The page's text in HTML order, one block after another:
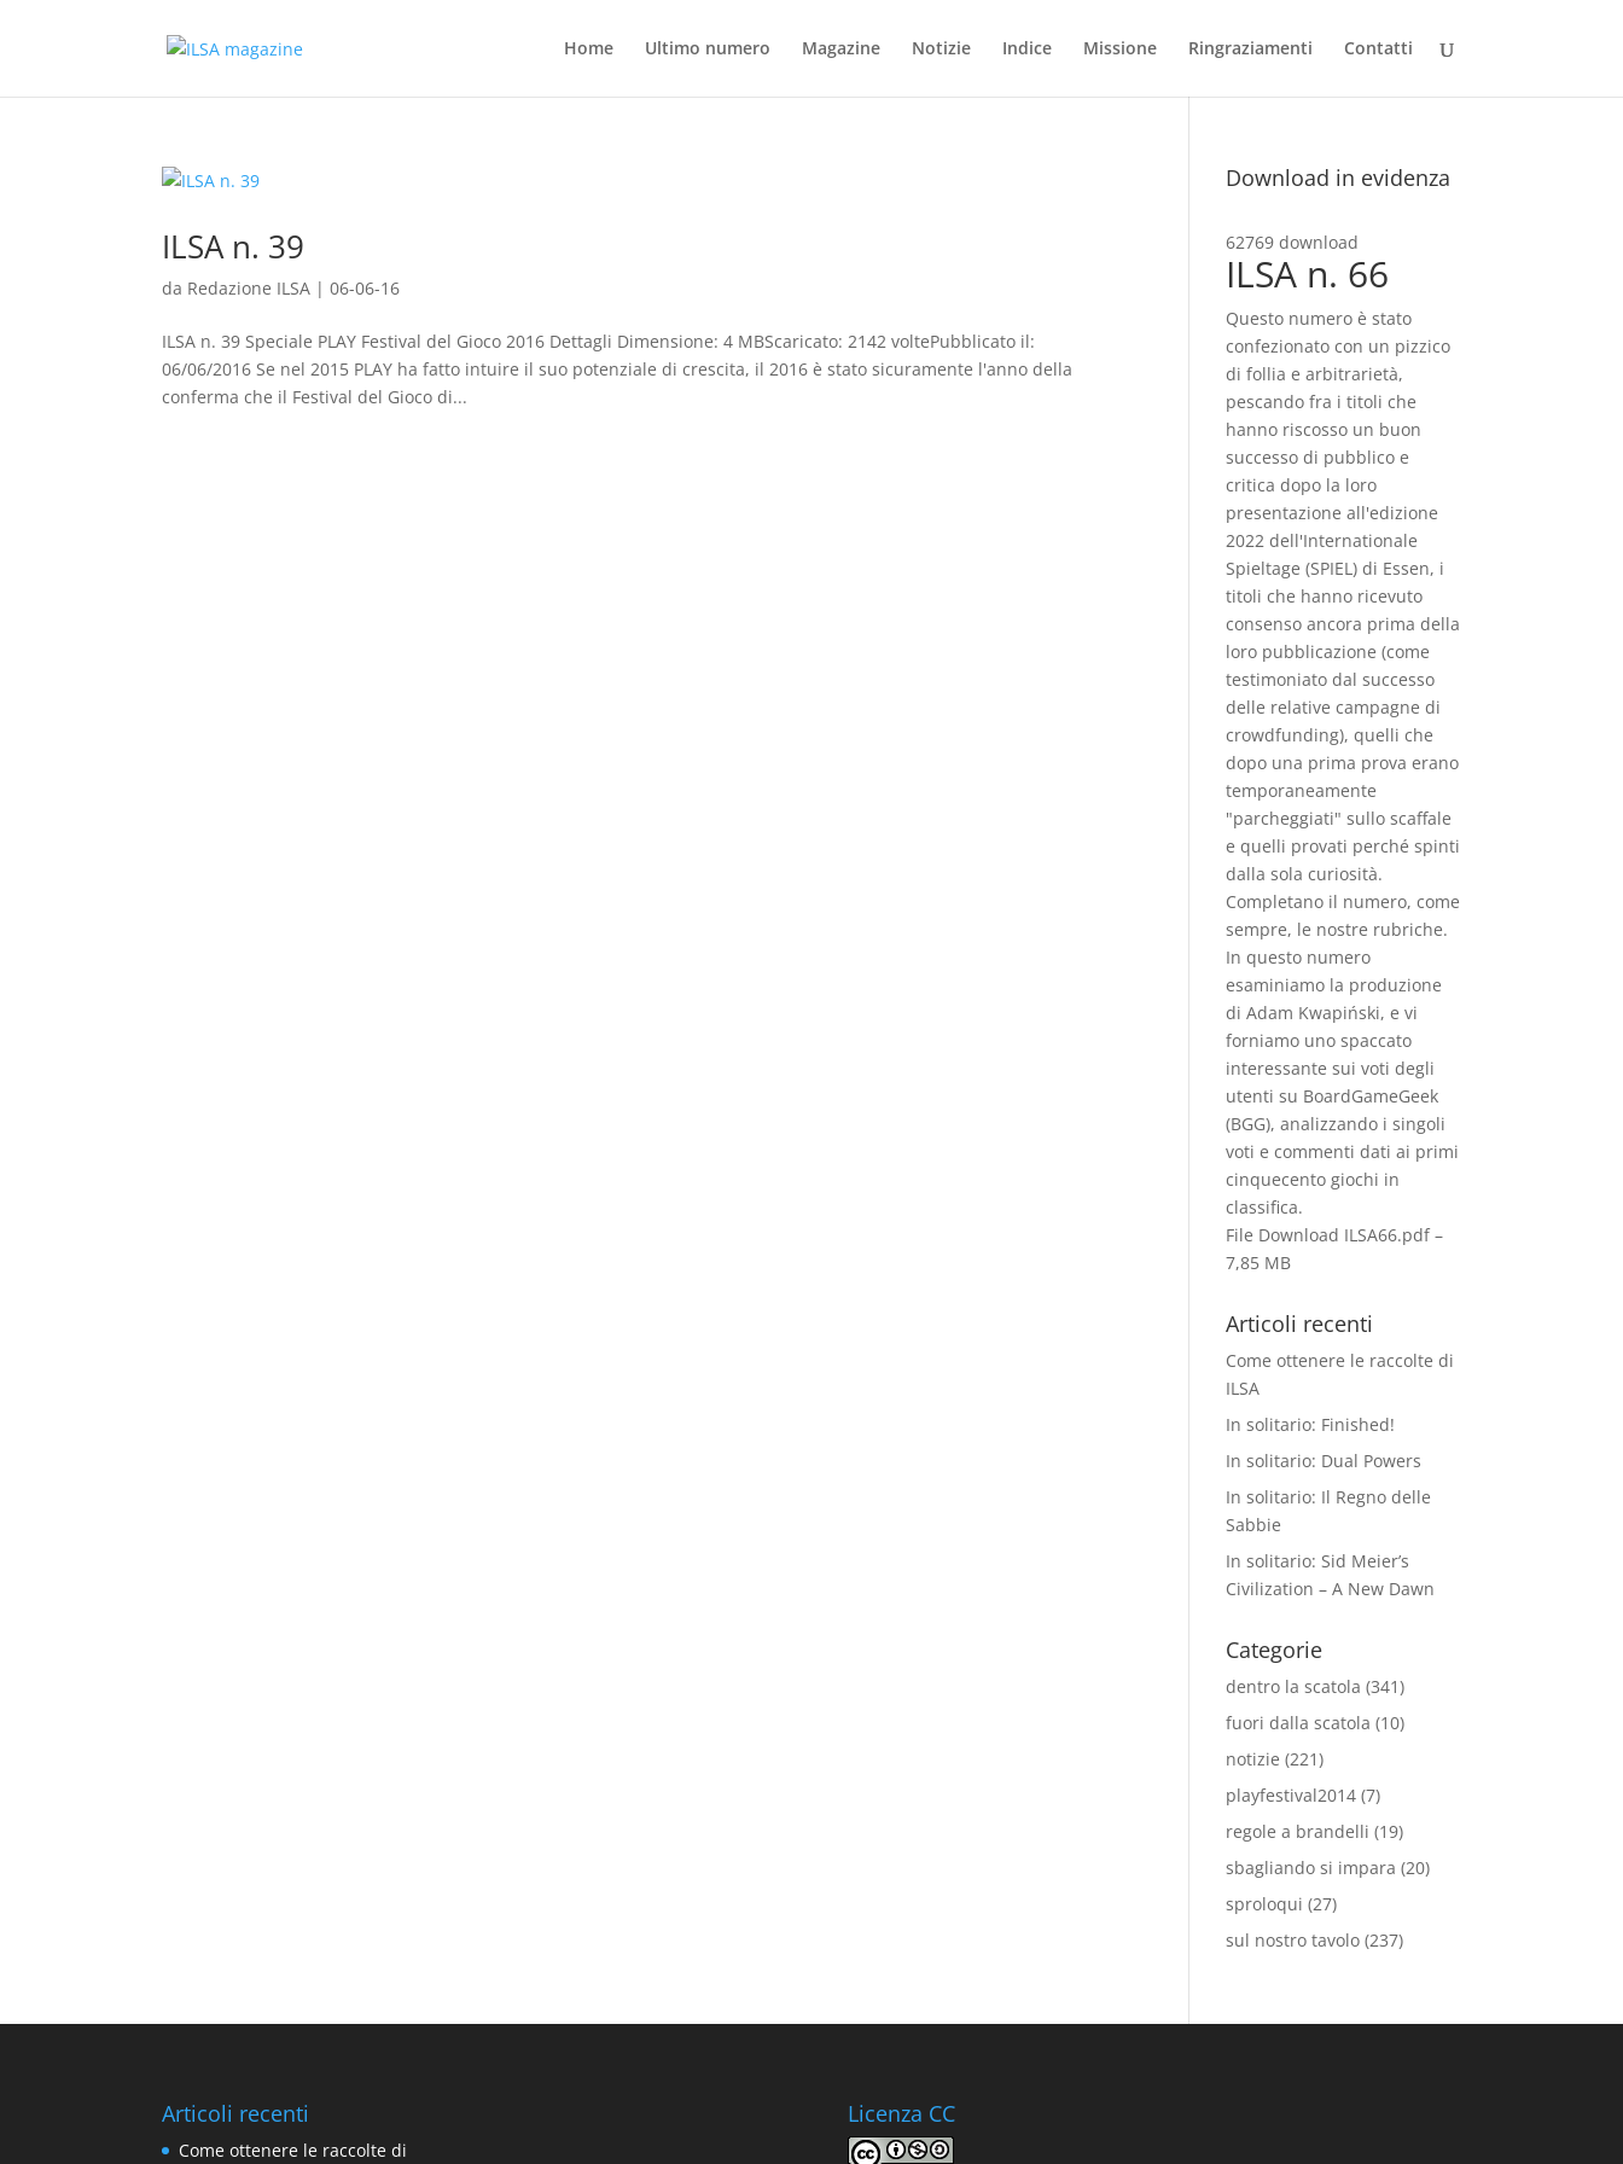
Home Ultimo numero Magazine Notizie Indice Missione Ringraziamenti Contatti
ILSA n. 39
da Redazione ILSA |06-06-16
ILSA n. 39 Speciale PLAY Festival del Gioco 2016 Dettagli Dimensione: 4 MBScaricato: 2142 voltePubblicato il:
06/06/2016 Se nel 2015 PLAY ha fatto intuire il suo potenziale di crescita, il 2016 è stato sicuramente l'anno della
conferma che il Festival del Gioco di...
Download in evidenza
62769 download
ILSA n. 66
Questo numero è stato
confezionato con un pizzico
di follia e arbitrarietà,
pescando fra i titoli che
hanno riscosso un buon
successo di pubblico e
critica dopo la loro
presentazione all'edizione
2022 dell'Internationale
Spieltage (SPIEL) di Essen, i
titoli che hanno ricevuto
consenso ancora prima della
loro pubblicazione (come
testimoniato dal successo
delle relative campagne di
crowdfunding), quelli che
dopo una prima prova erano
temporaneamente
"parcheggiati" sullo scaﬀale
e quelli provati perché spinti
dalla sola curiosità.
Completano il numero, come
sempre, le nostre rubriche.
In questo numero
esaminiamo la produzione
di Adam Kwapiński, e vi
forniamo uno spaccato
interessante sui voti degli
utenti su BoardGameGeek
(BGG), analizzando i singoli
voti e commenti dati ai primi
cinquecento giochi in
classiﬁca.
File Download ILSA66.pdf –
7,85 MB
Articoli recenti
Come ottenere le raccolte di
ILSA
In solitario: Finished!
In solitario: Dual Powers
In solitario: Il Regno delle
Sabbie
In solitario: Sid Meier’s
Civilization – A New Dawn
Categorie
dentro la scatola (341)
fuori dalla scatola (10)
notizie (221)
playfestival2014 (7)
regole a brandelli (19)
sbagliando si impara (20)
sproloqui (27)
sul nostro tavolo (237)
Articoli recenti
Come ottenere le raccolte di
Licenza CC